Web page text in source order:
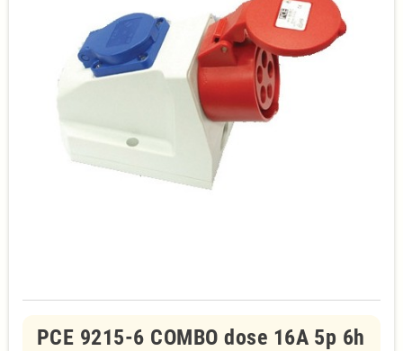
PCE 9215-6 COMBO dose 16A 5p 6h